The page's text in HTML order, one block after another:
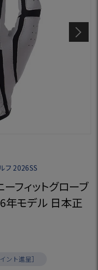
フ 2026SS
フィットグローブ
年モデル 日本正
ント進呈］